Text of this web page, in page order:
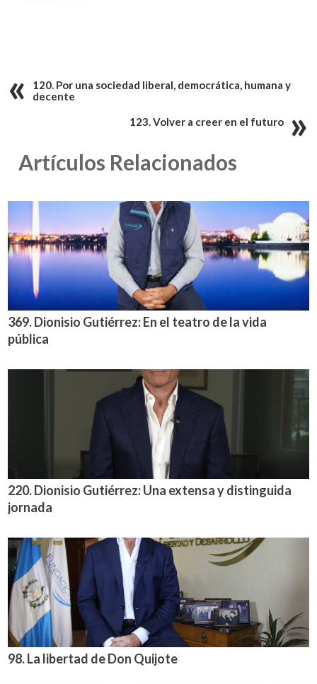
120. Por una sociedad liberal, democrática, humana y
decente
123. Volver a creer en el futuro
Artículos Relacionados
369. Dionisio Gutiérrez: En el teatro de la vida
pública
220. Dionisio Gutiérrez: Una extensa y distinguida
jornada
98. La libertad de Don Quijote